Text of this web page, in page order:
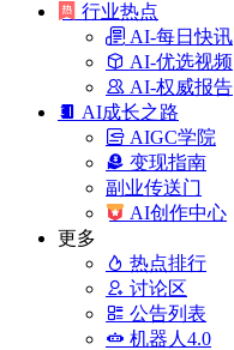
行业热点
AI-每日快讯
AI-优选视频
AI-权威报告
AI成长之路
AIGC学院
变现指南
副业传送门
AI创作中心
更多
热点排行
讨论区
公告列表
机器人4.0